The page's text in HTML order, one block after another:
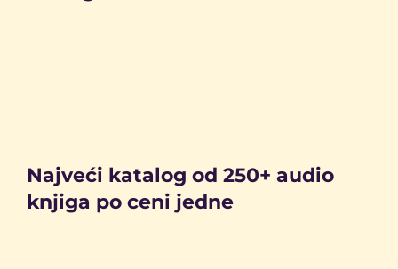
Najveći katalog od 250+ audio
knjiga po ceni jedne